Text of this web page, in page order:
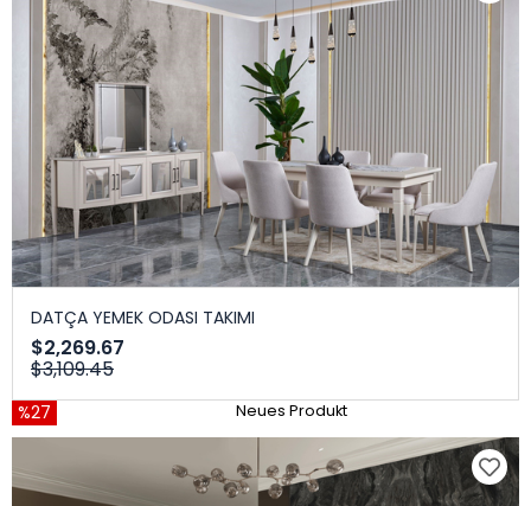
DATÇA YEMEK ODASI TAKIMI
$2,269.67
$3,109.45
%27 Neues Produkt